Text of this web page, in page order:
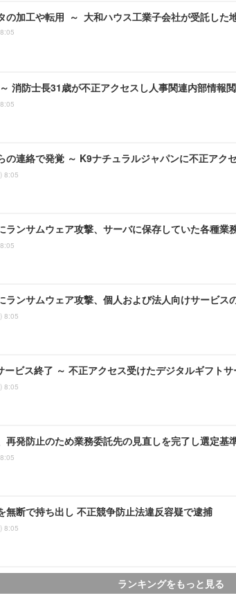
の加工や転用 ～ 大和ハウス工業子会社が受託した
消防士長31歳が不正アクセスし人事関連内部情報
の連絡で発覚 ～ K9ナチュラルジャパンに不正アク
8:05
ランサムウェア攻撃、サーバに保存していた各種業
ランサムウェア攻撃、個人および法人向けサービス
8:05
ービス終了 ～ 不正アクセス受けたデジタルギフトサ
8:05
再発防止のため業務委託先の見直しを完了し選定基
無断で持ち出し 不正競争防止法違反容疑で逮捕
8:05
ランキングをもっと見る